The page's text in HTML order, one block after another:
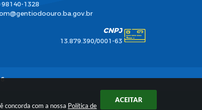
concorda com a nossa Política de
ACEITAR
98140-1328
CNPJ
13.879.390/0001-63